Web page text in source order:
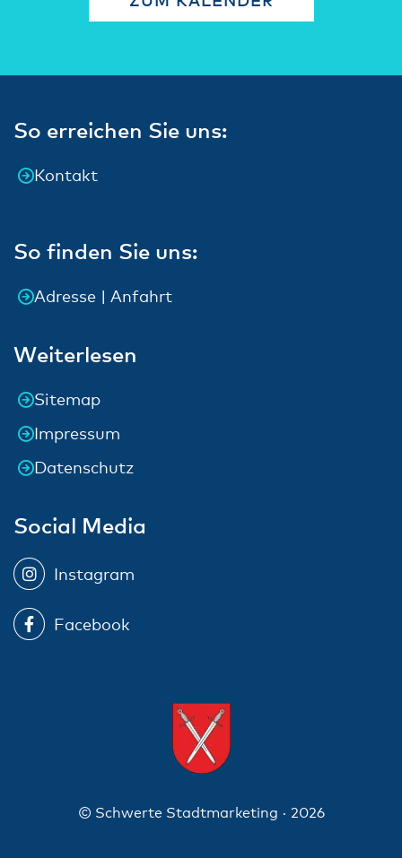
So erreichen Sie uns:
Kontakt
So finden Sie uns:
Adresse | Anfahrt
Weiterlesen
Sitemap
Impressum
Datenschutz
Social Media
Instagram
Facebook
© Schwerte Stadtmarketing · 2026